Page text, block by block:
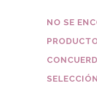
NO SE